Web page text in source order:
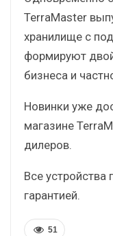
TerraMaster
хранилище с
формируют
бизнеса и
Новинки уже
магазине
дилеров.
Все устройства
гарантией.
51